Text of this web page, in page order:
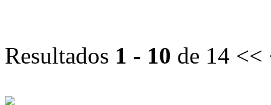
Resultados 1 - 10 de 14 <<